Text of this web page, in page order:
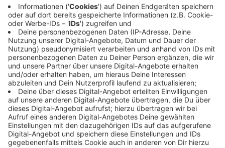
Erstattungen oder Entschädigungen zu kommen, als
bei einer Reise, die aus mehreren Buchungsteilen
besteht. "Wenn ich als Individualreisender dadurch
einen Mietwagen zu spät annehmen kann, ist nicht die
Fluggesellschaft dafür verantwortlich. Die schuldet
einem ja nur den Flug und ist nicht für den Rest
zuständig. Die pauschale Entschädigung der
Fluggesellschaft zwischen 250 und 600 Euro je nach
Entfernung zum Zielort erhält man aber trotzdem", so
Kempgens. auch wenn das eventuell nur ein kleiner
Trost sein könnte.
Anzeige